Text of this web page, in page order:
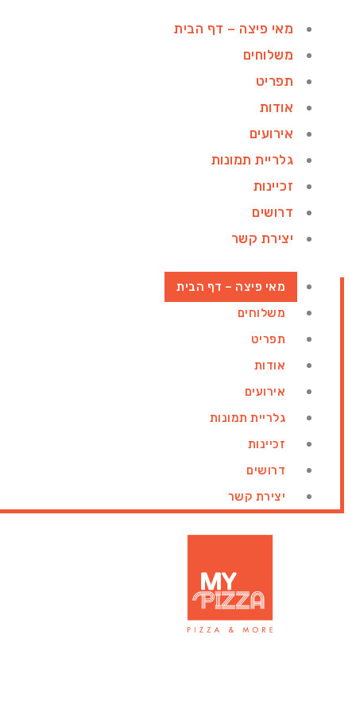
מאי פיצה – דף הבית
משלוחים
תפריט
אודות
אירועים
גלריית תמונות
זכיינות
דרושים
יצירת קשר
מאי פיצה – דף הבית
משלוחים
תפריט
אודות
אירועים
גלריית תמונות
זכיינות
דרושים
יצירת קשר